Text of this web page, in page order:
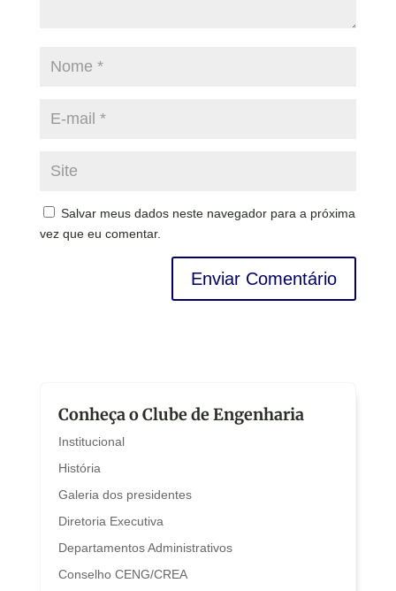
Salvar meus dados neste navegador para a próxima
vez que eu comentar.
Conheça o Clube de Engenharia
Institucional
História
Galeria dos presidentes
Diretoria Executiva
Departamentos Administrativos
Conselho CENG/CREA